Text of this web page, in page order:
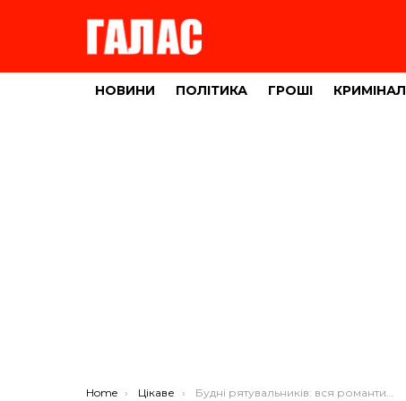
НОВИНИ ПОЛІТИКА ГРОШІ КРИМІНАЛ
You are here:
Home Цікаве Будні рятувальників: вся романтика важкої роботи (ВІДЕО)